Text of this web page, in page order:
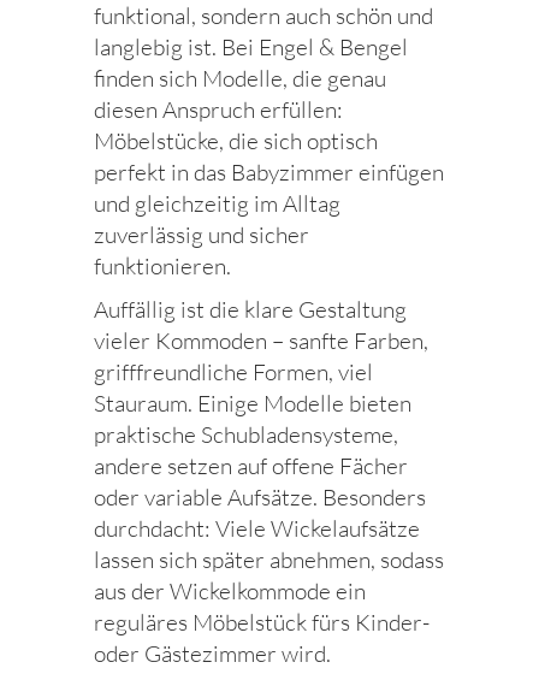
funktional, sondern auch schön und
langlebig ist. Bei Engel & Bengel
finden sich Modelle, die genau
diesen Anspruch erfüllen:
Möbelstücke, die sich optisch
perfekt in das Babyzimmer einfügen
und gleichzeitig im Alltag
zuverlässig und sicher
funktionieren.
Auffällig ist die klare Gestaltung
vieler Kommoden – sanfte Farben,
grifffreundliche Formen, viel
Stauraum. Einige Modelle bieten
praktische Schubladensysteme,
andere setzen auf offene Fächer
oder variable Aufsätze. Besonders
durchdacht: Viele Wickelaufsätze
lassen sich später abnehmen, sodass
aus der Wickelkommode ein
reguläres Möbelstück fürs Kinder-
oder Gästezimmer wird.